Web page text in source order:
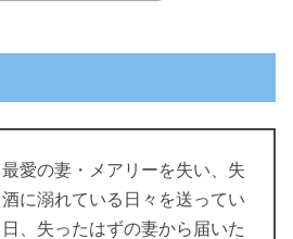
愛の妻・メアリーを失い、失
に溺れている日々を送ってい
、失ったはずの妻から届いた